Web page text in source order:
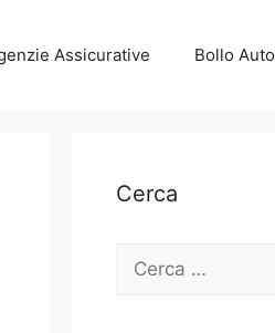
Assicurative Bollo Auto
Cerca
Ricerca